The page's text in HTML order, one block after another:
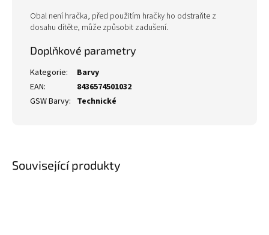
Související produkty
Obal není hračka, před použitím hračky ho odstraňte z
dosahu dítěte, může způsobit zadušení.
Doplňkové parametry
Kategorie:
Barvy
EAN:
8436574501032
GSW Barvy: Technické